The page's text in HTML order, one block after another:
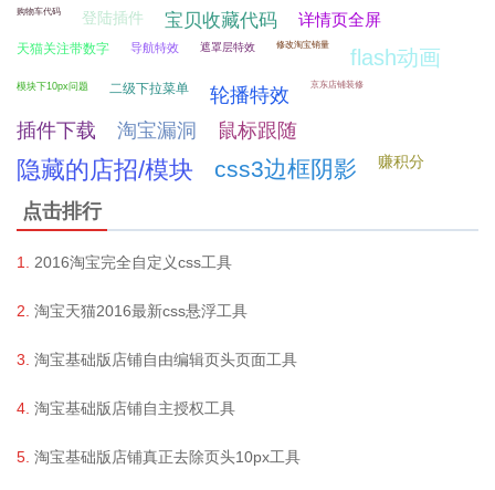
购物车代码 登陆插件 宝贝收藏代码 详情页全屏
天猫关注带数字 导航特效 遮罩层特效 修改淘宝销量
flash动画
模块下10px问题 二级下拉菜单 轮播特效 京东店铺装修
插件下载 淘宝漏洞 鼠标跟随
隐藏的店招/模块 css3边框阴影 赚积分
点击排行
2016淘宝完全自定义css工具
淘宝天猫2016最新css悬浮工具
淘宝基础版店铺自由编辑页头页面工具
淘宝基础版店铺自主授权工具
淘宝基础版店铺真正去除页头10px工具